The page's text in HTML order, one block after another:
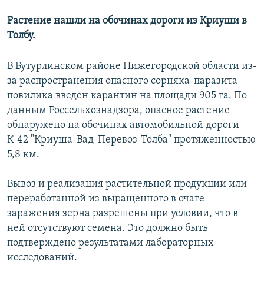
Растение нашли на обочинах дороги из Криуши в
Толбу.
В Бутурлинском районе Нижегородской области из-
за распространения опасного сорняка-паразита
повилика введен карантин на площади 905 га. По
данным Россельхознадзора, опасное растение
обнаружено на обочинах автомобильной дороги
К-42 "Криуша-Вад-Перевоз-Толба" протяженностью
5,8 км.
Вывоз и реализация растительной продукции или
переработанной из выращенного в очаге
заражения зерна разрешены при условии, что в
ней отсутствуют семена. Это должно быть
подтверждено результатами лабораторных
исследований.